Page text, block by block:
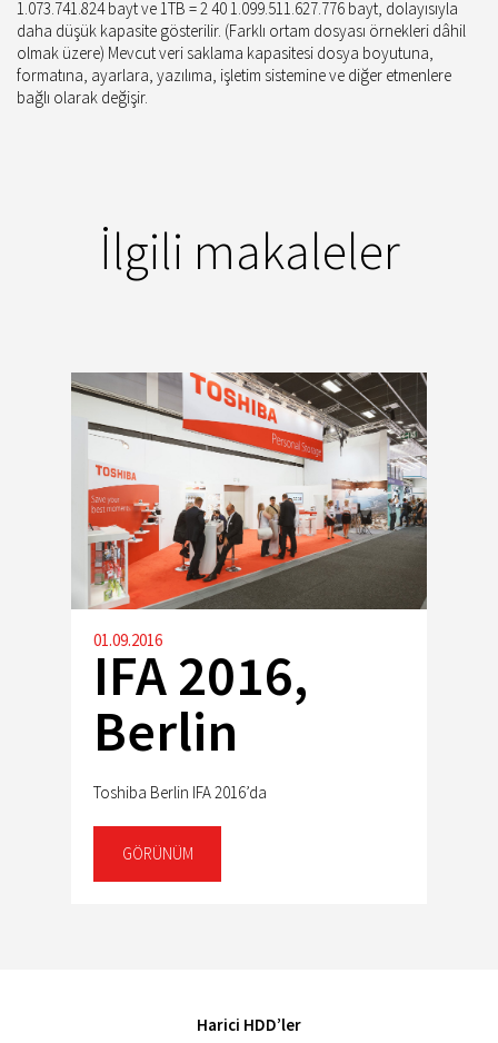
1.073.741.824 bayt ve 1TB = 2 40 1.099.511.627.776 bayt, dolayısıyla
daha düşük kapasite gösterilir. (Farklı ortam dosyası örnekleri dâhil
olmak üzere) Mevcut veri saklama kapasitesi dosya boyutuna,
formatına, ayarlara, yazılıma, işletim sistemine ve diğer etmenlere
bağlı olarak değişir.
İlgili makaleler
01.09.2016
IFA 2016,
Berlin
Toshiba Berlin IFA 2016’da
GÖRÜNÜM
Harici HDD’ler